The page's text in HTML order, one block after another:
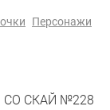
Персонажи
СКАЙ №228